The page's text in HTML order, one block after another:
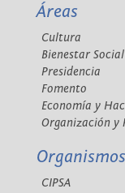
Áreas
Cultura
Bienestar Social
Presidencia
Fomento
Economía y
Organización y
Organismos
CIPSA